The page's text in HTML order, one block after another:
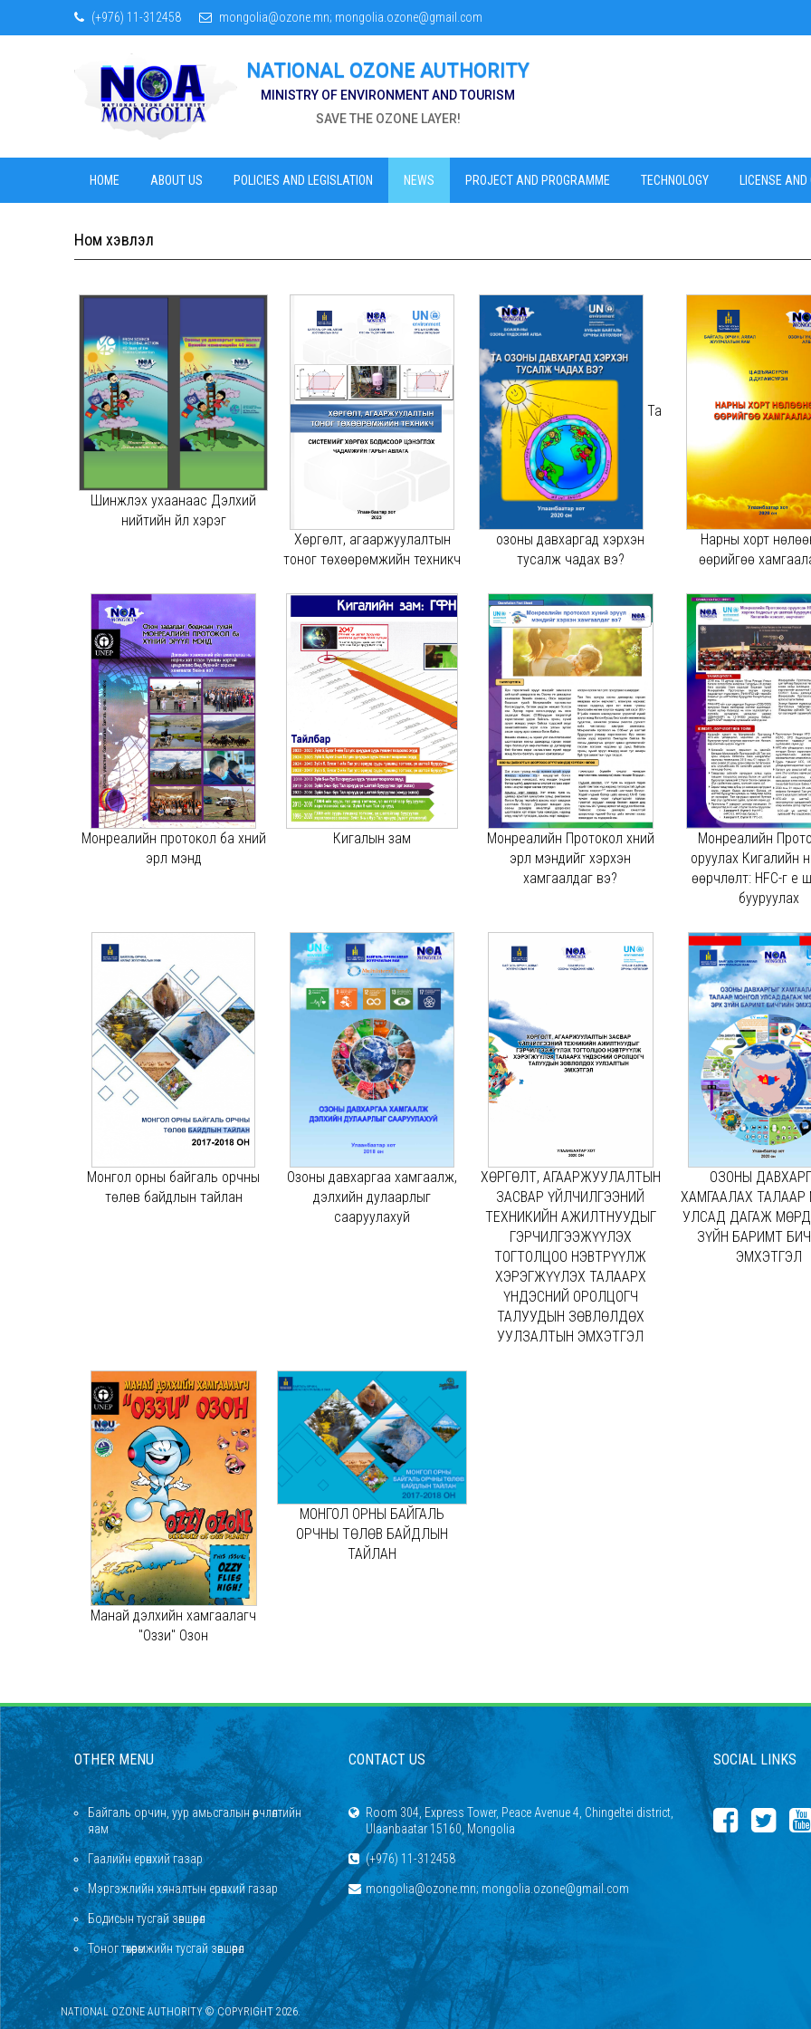
(+976) 11-312458 mongolia@ozone.mn; mongolia.ozone@gmail.com
NATIONAL OZONE AUTHORITY
MINISTRY OF ENVIRONMENT AND TOURISM
SAVE THE OZONE LAYER!
HOME ABOUT US POLICIES AND LEGISLATION NEWS PROJECT AND PROGRAMME TECHNOLOGY LICENSE AND
Ном хэвлэл
Шинжлэх ухаанаас Дэлхий
нийтийн үйл хэрэг
Хөргөлт, агааржуулалтын
тоног төхөөрөмжийн техникч
Та
озоны давхаргад хэрхэн
тусалж чадах вэ?
Нарны хорт
өөрийгөө
Монреалийн протокол ба хүний
эрүүл мэнд
Кигалын зам
Монреалийн Протокол хүний
эрүүл мэндийг хэрхэн
хамгаалдаг вэ?
Монреалийн
оруулах Кигалийн
өөрчлөлт: HFC-г үе
бууруулах
Монгол орны байгаль орчны
төлөв байдлын тайлан
Озоны давхаргаа хамгаалж,
дэлхийн дулаарлыг
сааруулахуй
ХӨРГӨЛТ, АГААРЖУУЛАЛТЫН
ЗАСВАР ҮЙЛЧИЛГЭЭНИЙ
ТЕХНИКИЙН АЖИЛТНУУДЫГ
ГЭРЧИЛГЭЭЖҮҮЛЭХ
ТОГТОЛЦОО НЭВТРҮҮЛЖ
ХЭРЭГЖҮҮЛЭХ ТАЛААРХ
ҮНДЭСНИЙ ОРОЛЦОГЧ
ТАЛУУДЫН ЗӨВЛӨЛДӨХ
УУЛЗАЛТЫН ЭМХЭТГЭЛ
ОЗОНЫ
ХАМГААЛАХ ТАЛААР
УЛСАД ДАГАЖ
ЗҮЙН БАРИМТ
ЭМХЭТГЭЛ
Манай дэлхийн хамгаалагч
"Оззи" Озон
МОНГОЛ ОРНЫ БАЙГАЛЬ
ОРЧНЫ ТӨЛӨВ БАЙДЛЫН
ТАЙЛАН
OTHER MENU
Байгаль орчин, уур амьсгалын өөрчлөлтийн
яам
Гаалийн ерөнхий газар
Мэргэжлийн хяналтын ерөнхий газар
Бодисын тусгай зөвшөөрөл
Тоног төхөөрөмжийн тусгай зөвшөөрөл
CONTACT US
Room 304, Express Tower, Peace Avenue 4, Chingeltei district,
Ulaanbaatar 15160, Mongolia
(+976) 11-312458
mongolia@ozone.mn; mongolia.ozone@gmail.com
SOCIAL LINKS
NATIONAL OZONE AUTHORITY © COPYRIGHT 2026.